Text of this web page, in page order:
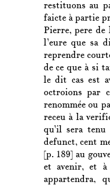
restituons au
faicte à partie
Pierre, pere
l’eure que sa
reprendre
de ce que à si
le dit cas est
octroions par
renommée ou
receu à la
qu’il sera
defunct, cent
[p. 189] au
et avenir, et à
appartendra,